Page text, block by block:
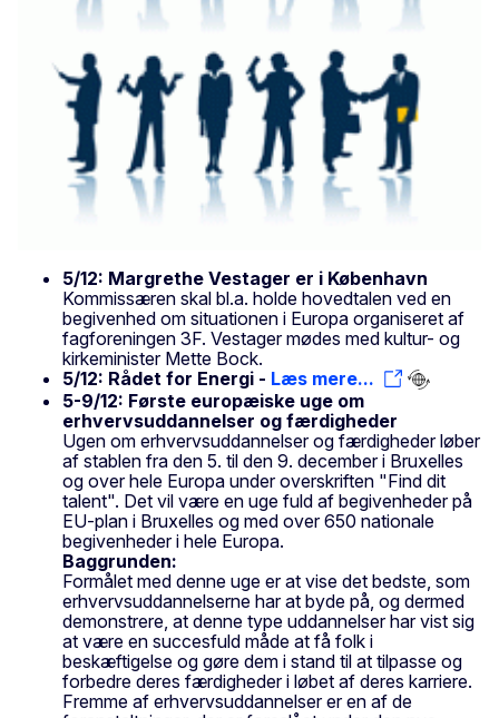
5/12: Margrethe Vestager er i København
Kommissæren skal bl.a. holde hovedtalen ved en
begivenhed om situationen i Europa organiseret af
fagforeningen 3F. Vestager mødes med kultur- og
kirkeminister Mette Bock.
5/12: Rådet for Energi - Læs mere...
5-9/12: Første europæiske uge om
erhvervsuddannelser og færdigheder
Ugen om erhvervsuddannelser og færdigheder løber
af stablen fra den 5. til den 9. december i Bruxelles
og over hele Europa under overskriften "Find dit
talent". Det vil være en uge fuld af begivenheder på
EU-plan i Bruxelles og med over 650 nationale
begivenheder i hele Europa.
Baggrunden:
Formålet med denne uge er at vise det bedste, som
erhvervsuddannelserne har at byde på, og dermed
demonstrere, at denne type uddannelser har vist sig
at være en succesfuld måde at få folk i
beskæftigelse og gøre dem i stand til at tilpasse og
forbedre deres færdigheder i løbet af deres karriere.
Fremme af erhvervsuddannelser er en af de